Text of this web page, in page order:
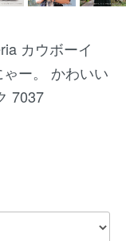
カウボーイ
ー。 かわいい
7037